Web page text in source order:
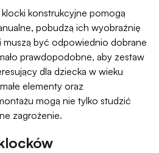
konstrukcyjne pomogą
pobudzą ich wyobraźnię
być odpowiednio dobrane
prawdopodobne, aby zestaw
dla dziecka w wieku
elementy oraz
mogą nie tylko studzić
zagrożenie.